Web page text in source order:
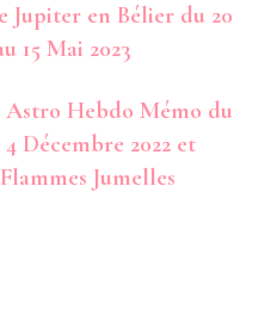
Jupiter en Bélier du 20
15 Mai 2023
Astro Hebdo Mémo du
Décembre 2022 et
Jumelles